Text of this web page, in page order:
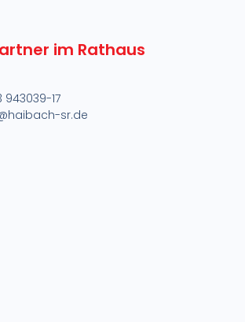
im Rathaus
943039-17
sr.de